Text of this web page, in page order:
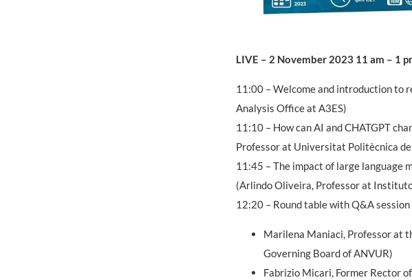
LIVE – 2 November 2023 11 am – 1
11:00 – Welcome and introduction to
Analysis Office at A3ES)
11:10 – How can AI and CHATGPT
Professor at Universitat Politècnica
11:45 – The impact of large language
(Arlindo Oliveira, Professor at
12:20 – Round table with Q&A
Marilena Maniaci, Professor at
Governing Board of ANVUR)
Fabrizio Micari, Former Rector